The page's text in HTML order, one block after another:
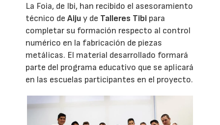
La Foia, de Ibi, han recibido el asesoramiento
técnico deAijuy de Talleres Tibi para
completar su formación respecto al control
numérico en la fabricación de piezas
metálicas. El material desarrollado formará
parte del programa educativo que se aplicará
en las escuelas participantes en el proyecto.